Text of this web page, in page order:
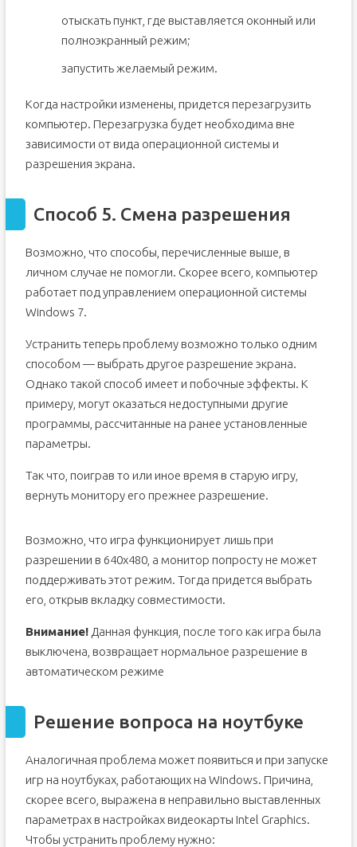
отыскать пункт, где выставляется оконный или
полноэкранный режим;
запустить желаемый режим.
Когда настройки изменены, придется перезагрузить
компьютер. Перезагрузка будет необходима вне
зависимости от вида операционной системы и
разрешения экрана.
Способ 5. Смена разрешения
Возможно, что способы, перечисленные выше, в
личном случае не помогли. Скорее всего, компьютер
работает под управлением операционной системы
Windows 7.
Устранить теперь проблему возможно только одним
способом — выбрать другое разрешение экрана.
Однако такой способ имеет и побочные эффекты. К
примеру, могут оказаться недоступными другие
программы, рассчитанные на ранее установленные
параметры.
Так что, поиграв то или иное время в старую игру,
вернуть монитору его прежнее разрешение.
Возможно, что игра функционирует лишь при
разрешении в 640х480, а монитор попросту не может
поддерживать этот режим. Тогда придется выбрать
его, открыв вкладку совместимости.
Внимание!Данная функция, после того как игра была
выключена, возвращает нормальное разрешение в
автоматическом режиме
Решение вопроса на ноутбуке
Аналогичная проблема может появиться и при запуске
игр на ноутбуках, работающих на Windows. Причина,
скорее всего, выражена в неправильно выставленных
параметрах в настройках видеокарты Intel Graphics.
Чтобы устранить проблему нужно: